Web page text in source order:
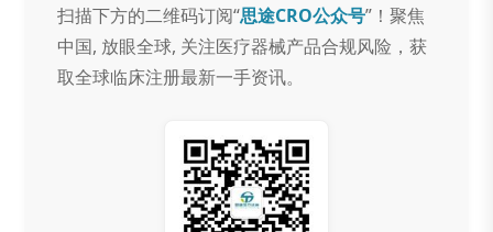
扫描下方的二维码订阅“思途CRO公众号”！聚焦
中国, 放眼全球, 关注医疗器械产品合规风险，获
取全球临床注册最新一手资讯。